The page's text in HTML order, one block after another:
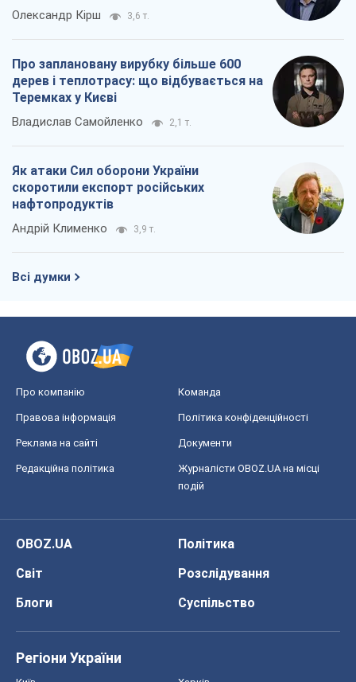
Олександр Кірш 3,6 т.
Про заплановану вирубку більше 600
дерев і теплотрасу: що відбувається на
Теремках у Києві
Владислав Самойленко 2,1 т.
Як атаки Сил оборони України
скоротили експорт російських
нафтопродуктів
Андрій Клименко 3,9 т.
Всі думки
Про компанію Команда
Правова інформація Політика конфіденційності
Реклама на сайті Документи
Редакційна політика
Журналісти OBOZ.UA на місці
подій
OBOZ.UA
Політика
Світ
Розслідування
Блоги
Суспільство
Регіони України